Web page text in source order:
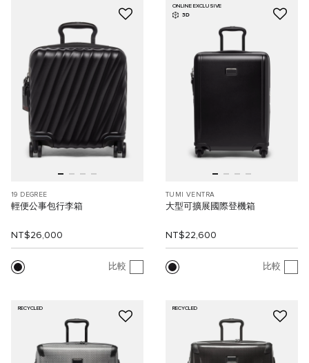
19 DEGREE
輕便公事包行李箱
NT$26,000
比較
ONLINE EXCLUSIVE
3D
TUMI VENTRA
大型可擴展國際登機箱
NT$22,600
比較
RECYCLED RECYCLED